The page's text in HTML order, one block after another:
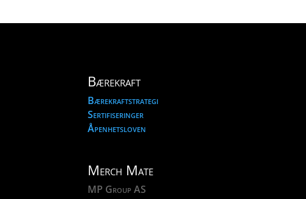
Bærekraft
Bærekraftstrategi
Sertifiseringer
Åpenhetsloven
Merch Mate
MP Group AS